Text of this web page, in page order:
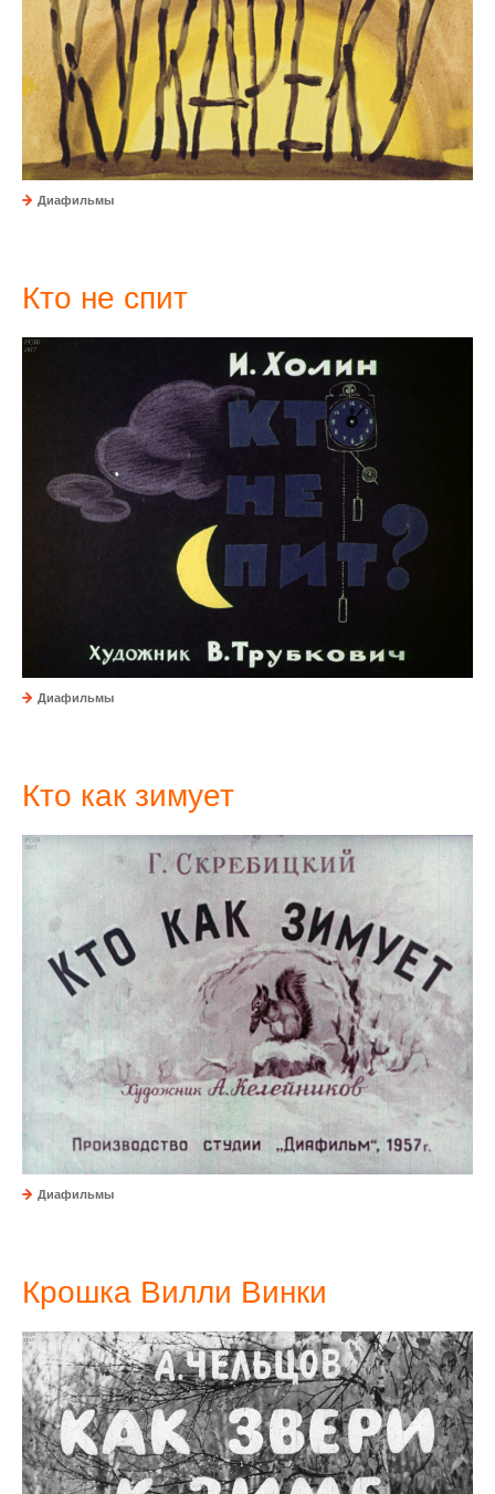
Диафильмы
Кто не спит
Диафильмы
Кто как зимует
Диафильмы
Крошка Вилли Винки